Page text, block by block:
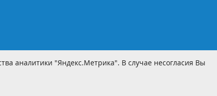
аналитики "Яндекс.Метрика". В случае несогласия Вы